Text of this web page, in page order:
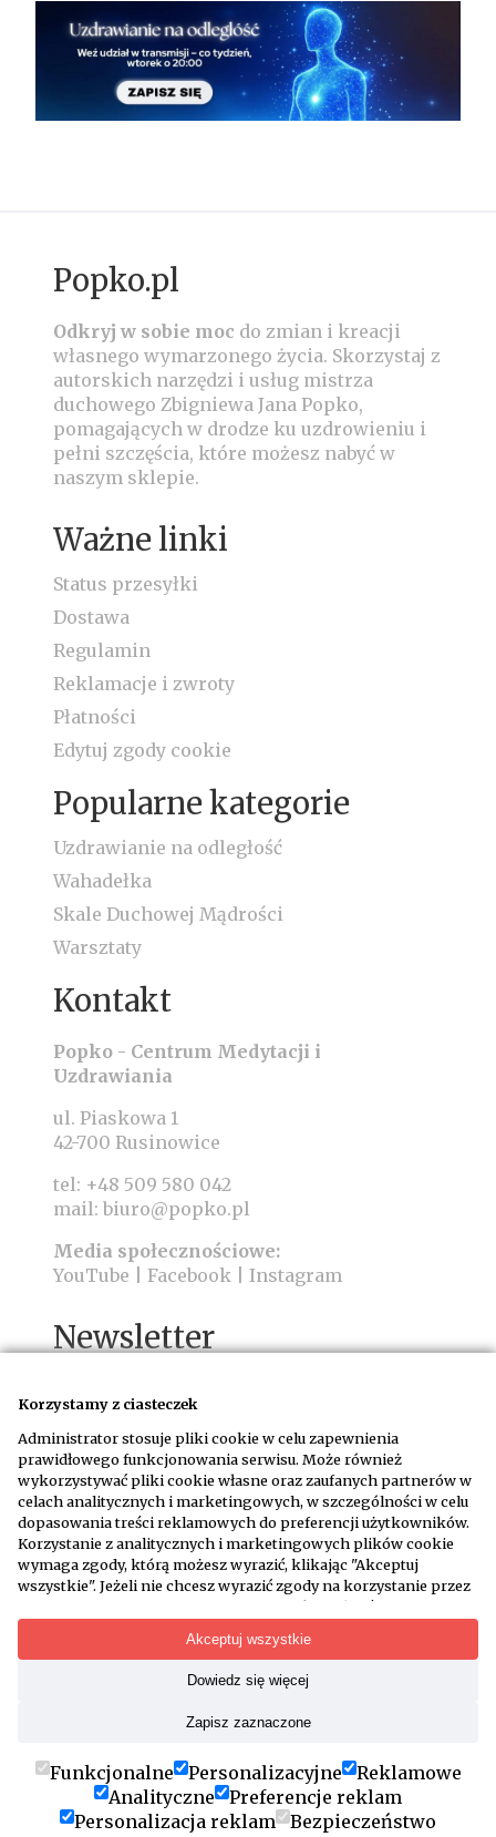
Popko.pl
Odkryj w sobie moc do zmian i kreacji
własnego wymarzonego życia. Skorzystaj z
autorskich narzędzi i usług mistrza
duchowego Zbigniewa Jana Popko,
pomagających w drodze ku uzdrowieniu i
pełni szczęścia, które możesz nabyć w
naszym sklepie.
Ważne linki
Status przesyłki
Dostawa
Regulamin
Reklamacje i zwroty
Płatności
Edytuj zgody cookie
Popularne kategorie
Uzdrawianie na odległość
Wahadełka
Skale Duchowej Mądrości
Warsztaty
Kontakt
Popko - Centrum Medytacji i
Uzdrawiania
ul. Piaskowa 1
42-700 Rusinowice
tel: +48 509 580 042
mail: biuro@popko.pl
Media społecznościowe:
YouTube
Facebook Instagram
Newsletter
Wyrażam zgodę na otrzymywanie wiadomości
email na adres podany w formularzu na
warunkach określonych w regulaminie
WYPISZ SIĘ Z NEWSLETTERA
Treści mają charakter paramedyczny. Nie zastępują
materiałów zamieszczonych na portalu jest
linka popko.pl jako źródła. Nazwa serwisu, jego
koncepcja, wygląd graficzny, oprogramowanie oraz
baza danych podlegają ochronie prawnej.
Korzystamy z ciasteczek
Administrator stosuje pliki cookie w celu zapewnienia
prawidłowego funkcjonowania serwisu. Może również
wykorzystywać pliki cookie własne oraz zaufanych partnerów w
celach analitycznych i marketingowych, w szczególności w celu
dopasowania treści reklamowych do preferencji użytkowników.
Korzystanie z analitycznych i marketingowych plików cookie
wymaga zgody, którą możesz wyrazić, klikając "Akceptuj
wszystkie". Jeżeli nie chcesz wyrazić zgody na korzystanie przez
administratora i jego zaufanych partnerów z określonych
kategorii plików cookie, kliknij "Dowiedz się więcej" i zdecyduj o
swoich preferencjach. Wyrażoną zgodę można wycofać w
każdym momencie poprzez zmianę preferencji plików cookie.
Możliwość edycji zgód cookie znajdziesz w stopce strony pod
przyciskiem "Edytuj zgody cookie".
związane jest z przetwarzaniem Twoich danych osobowych.
Więcej informacji o korzystaniu z plików cookie uzyskasz w
polityce cookies
. Informacje o przetwarzaniu Twoich danych
osobowych znajdują się wpolityce prywatności.
Dowiedz się więcej
Zapisz zaznaczone
Akceptuj wszystkie
Funkcjonalne Personalizacyjne
Reklamowe
Analityczne
Preferencje reklam
Personalizacja reklam
Bezpieczeństwo